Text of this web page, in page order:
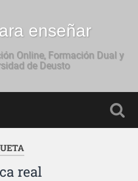
enseñar
Online, Formación Dual y
de Deusto
real